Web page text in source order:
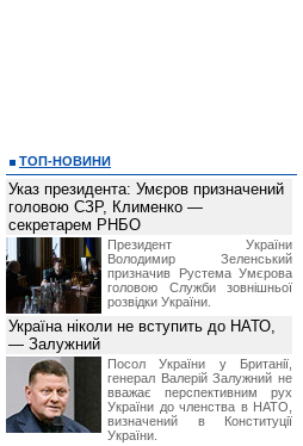
ТОП-НОВИНИ
Указ президента: Умєров призначений
головою СЗР, Клименко —
секретарем РНБО
Президент України
Володимир Зеленський
призначив Pустема Умєрова
головою Служби зовнішньої
розвідки України.
Україна ніколи не вступить до НАТО,
— Залужний
Посол України у Британії,
генерал Валерій Залужний не
вважає перспективним рух
України до членства в НАТО,
визначений в Конституції
України.